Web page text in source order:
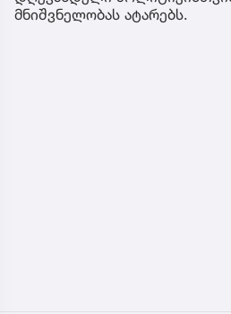
მნიშვნელობას ატარებს.